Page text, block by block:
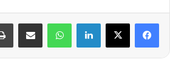
لينكدإن واتساب مشاركة عبر البريد